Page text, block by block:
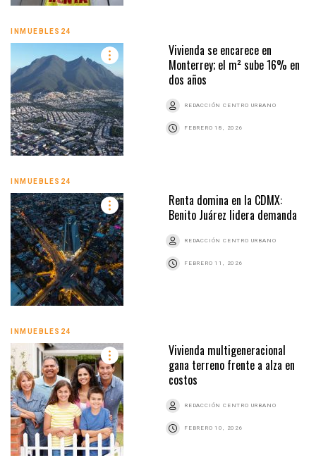
INMUEBLES24
Vivienda se encarece en
Monterrey; el m² sube 16% en
dos años
REDACCIÓN CENTRO URBANO
FEBRERO 18, 2026
INMUEBLES24
Renta domina en la CDMX:
Benito Juárez lidera demanda
REDACCIÓN CENTRO URBANO
FEBRERO 11, 2026
INMUEBLES24
Vivienda multigeneracional
gana terreno frente a alza en
costos
REDACCIÓN CENTRO URBANO
FEBRERO 10, 2026